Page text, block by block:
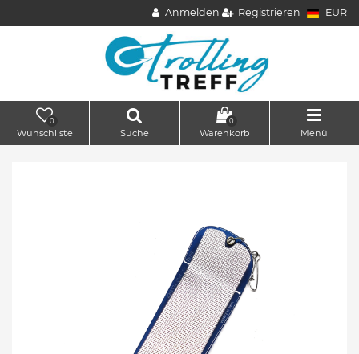
Anmelden Registrieren EUR
0
Wunschliste Suche
0
Warenkorb Menü